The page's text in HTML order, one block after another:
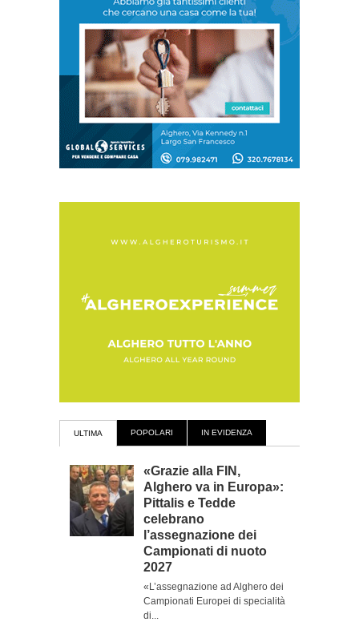
ULTIMA POPOLARI IN EVIDENZA
«Grazie alla FIN,
Alghero va in Europa»:
Pittalis e Tedde
celebrano
l’assegnazione dei
Campionati di nuoto
2027
«L’assegnazione ad Alghero dei
Campionati Europei di specialità
di...